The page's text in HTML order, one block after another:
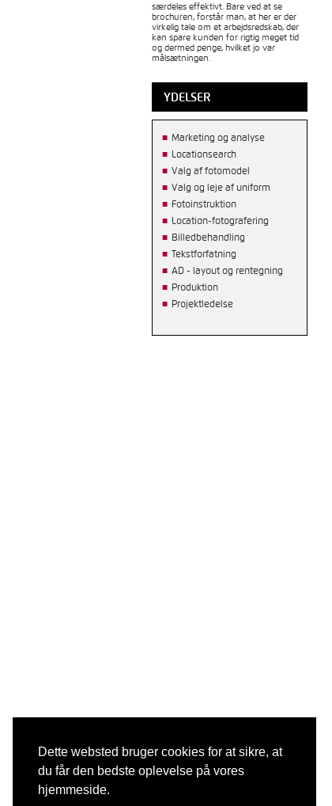
Dette websted bruger cookies for at sikre, at
du får den bedste oplevelse på vores
hjemmeside.
særdeles effektivt. Bare ved at se
brochuren, forstår man, at her er der
virkelig tale om et arbejdsredskab, der
kan spare kunden for rigtig meget tid
og dermed penge, hvilket jo var
målsætningen.
YDELSER
Marketing og analyse
Locationsearch
Valg af fotomodel
Valg og leje af uniform
Fotoinstruktion
Location-fotografering
Billedbehandling
Tekstforfatning
AD - layout og rentegning
Produktion
Projektledelse